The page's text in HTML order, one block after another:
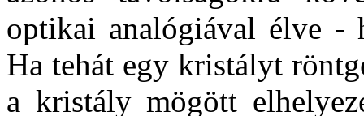
optikai analógiával élve -
Ha tehát egy kristályt
a kristály mögött